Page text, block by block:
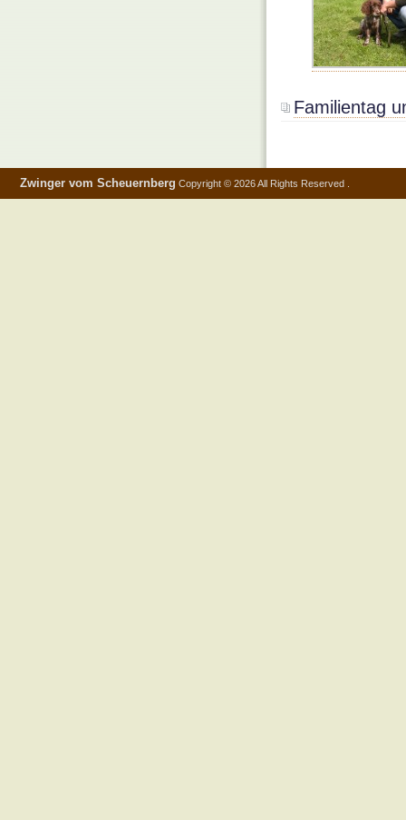
Familientag
Zwinger vom Scheuernberg Copyright © 2026 All Rights Reserved .